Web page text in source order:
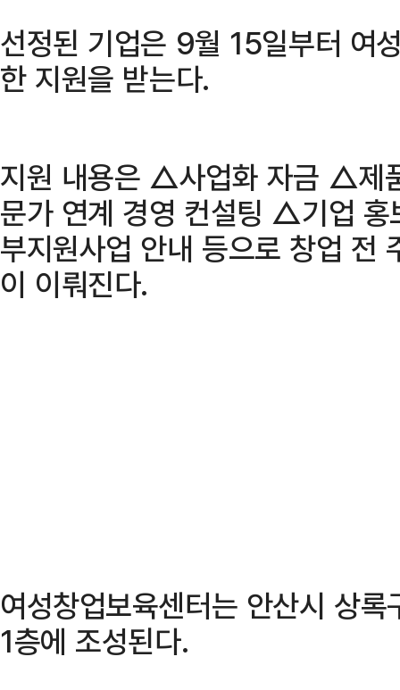
선정된 기업은 9월 15일부터 여
한 지원을 받는다.
지원 내용은 △사업화 자금 △제
문가 연계 경영 컨설팅 △기업
부지원사업 안내 등으로 창업 전
이 이뤄진다.
여성창업보육센터는 안산시 상
1층에 조성된다.